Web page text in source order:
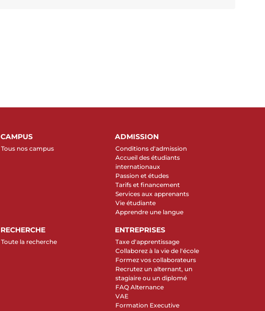
CAMPUS
Tous nos campus
ADMISSION
Conditions d'admission
Accueil des étudiants
internationaux
Passion et études
Tarifs et financement
Services aux apprenants
Vie étudiante
Apprendre une langue
RECHERCHE
Toute la recherche
ENTREPRISES
Taxe d'apprentissage
Collaborez à la vie de l'école
Formez vos collaborateurs
Recrutez un alternant, un
stagiaire ou un diplomé
FAQ Alternance
VAE
Formation Executive